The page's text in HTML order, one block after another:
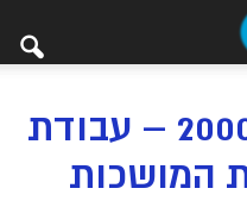
רוחניות בשנות ה2000 – עבודת
המושכות